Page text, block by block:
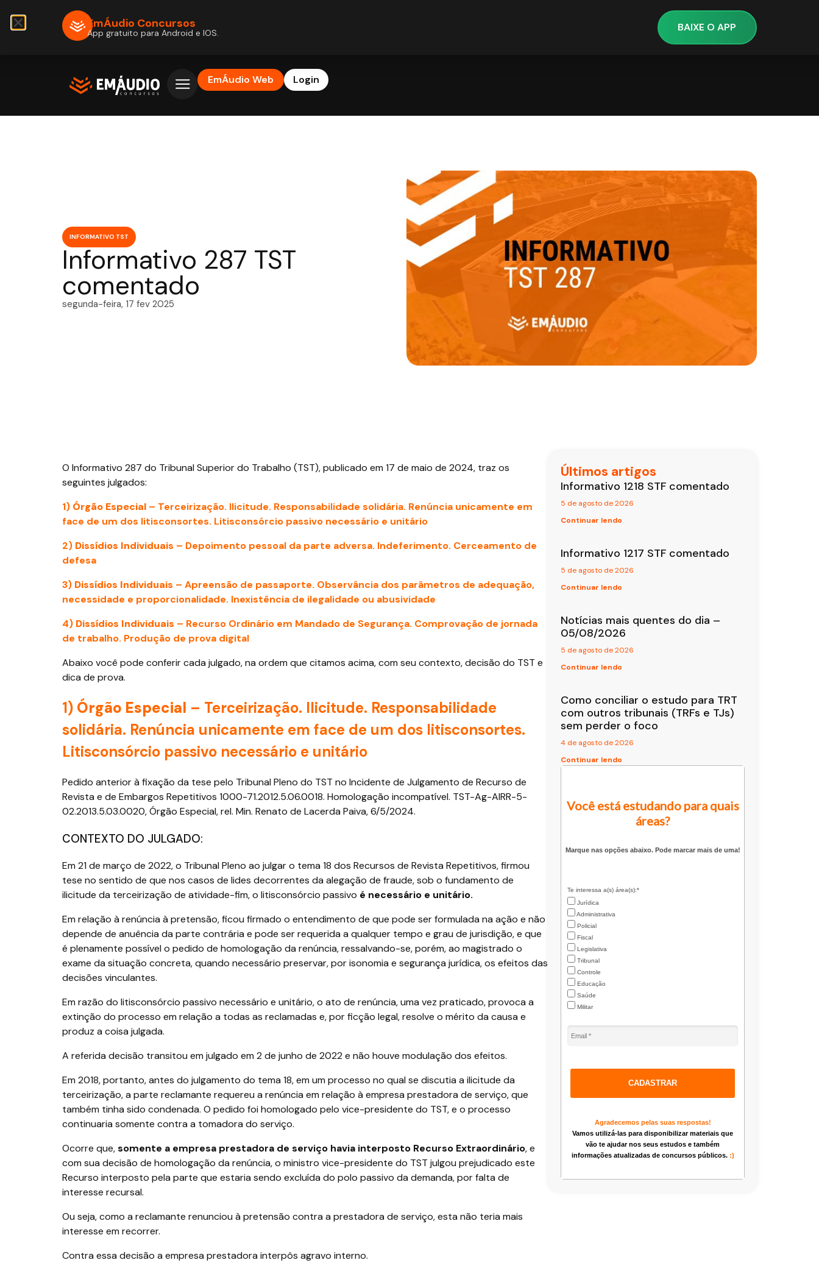
EmÁudio Web Login
INFORMATIVO TST
Informativo 287 TST
comentado
segunda-feira, 17 fev 2025
O Informativo 287 do Tribunal Superior do Trabalho (TST), publicado em 17 de maio de 2024, traz os
seguintes julgados:
1) Órgão Especial – Terceirização. Ilicitude. Responsabilidade solidária. Renúncia unicamente em
face de um dos litisconsortes. Litisconsórcio passivo necessário e unitário
2) Dissídios Individuais – Depoimento pessoal da parte adversa. Indeferimento. Cerceamento de
defesa
3) Dissídios Individuais – Apreensão de passaporte. Observância dos parâmetros de adequação,
necessidade e proporcionalidade. Inexistência de ilegalidade ou abusividade
4) Dissídios Individuais – Recurso Ordinário em Mandado de Segurança. Comprovação de jornada
de trabalho. Produção de prova digital
Abaixo você pode conferir cada julgado, na ordem que citamos acima, com seu contexto, decisão do TST e
dica de prova.
1) Órgão Especial – Terceirização. Ilicitude. Responsabilidade
solidária. Renúncia unicamente em face de um dos litisconsortes.
Litisconsórcio passivo necessário e unitário
Pedido anterior à fixação da tese pelo Tribunal Pleno do TST no Incidente de Julgamento de Recurso de
Revista e de Embargos Repetitivos 1000-71.2012.5.06.0018. Homologação incompatível. TST-Ag-AIRR-5-
02.2013.5.03.0020, Órgão Especial, rel. Min. Renato de Lacerda Paiva, 6/5/2024.
CONTEXTO DO JULGADO:
Em 21 de março de 2022, o Tribunal Pleno ao julgar o tema 18 dos Recursos de Revista Repetitivos, firmou
tese no sentido de que nos casos de lides decorrentes da alegação de fraude, sob o fundamento de
ilicitude da terceirização de atividade-fim, o litisconsórcio passivo é necessário e unitário.
Em relação à renúncia à pretensão, ficou firmado o entendimento de que pode ser formulada na ação e não
depende de anuência da parte contrária e pode ser requerida a qualquer tempo e grau de jurisdição, e que
é plenamente possível o pedido de homologação da renúncia, ressalvando-se, porém, ao magistrado o
exame da situação concreta, quando necessário preservar, por isonomia e segurança jurídica, os efeitos das
decisões vinculantes.
Em razão do litisconsórcio passivo necessário e unitário, o ato de renúncia, uma vez praticado, provoca a
extinção do processo em relação a todas as reclamadas e, por ficção legal, resolve o mérito da causa e
produz a coisa julgada.
A referida decisão transitou em julgado em 2 de junho de 2022 e não houve modulação dos efeitos.
Em 2018, portanto, antes do julgamento do tema 18, em um processo no qual se discutia a ilicitude da
terceirização, a parte reclamante requereu a renúncia em relação à empresa prestadora de serviço, que
também tinha sido condenada. O pedido foi homologado pelo vice-presidente do TST, e o processo
continuaria somente contra a tomadora do serviço.
Ocorre que,somente a empresa prestadora de serviço havia interposto Recurso Extraordinário, e
com sua decisão de homologação da renúncia, o ministro vice-presidente do TST julgou prejudicado este
Recurso interposto pela parte que estaria sendo excluída do polo passivo da demanda, por falta de
interesse recursal.
Ou seja, como a reclamante renunciou à pretensão contra a prestadora de serviço, esta não teria mais
interesse em recorrer.
Contra essa decisão a empresa prestadora interpôs agravo interno.
Últimos artigos
Informativo 1218 STF comentado
5 de agosto de 2026
Continuar lendo
Informativo 1217 STF comentado
5 de agosto de 2026
Continuar lendo
Notícias mais quentes do dia –
05/08/2026
5 de agosto de 2026
Continuar lendo
Como conciliar o estudo para TRT
com outros tribunais (TRFs e TJs)
sem perder o foco
4 de agosto de 2026
Continuar lendo
Você está estudando para quais
áreas?
Marque nas opções abaixo. Pode marcar mais de uma!
Te interessa a(s) área(s):*
Jurídica
Administrativa
Policial
Fiscal
Legislativa
Tribunal
Controle
Educação
Saúde
Militar
CADASTRAR
Agradecemos pelas suas respostas!
Vamos utilizá-las para disponibilizar materiais que
vão te ajudar nos seus estudos e também
informações atualizadas de concursos públicos. :)
EmÁudio Concursos
App gratuito para Android e IOS. BAIXE O APP